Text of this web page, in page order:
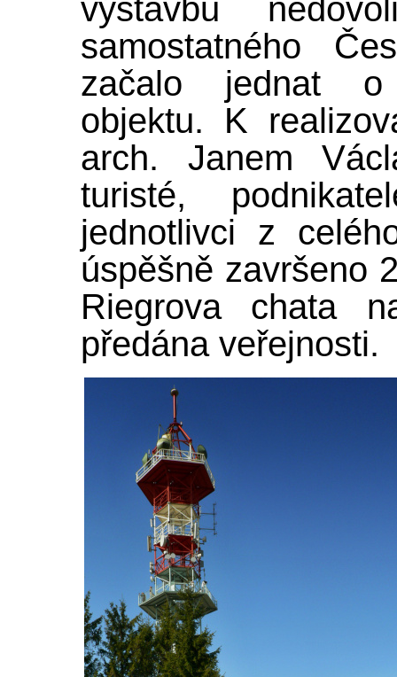
výstavbu
samostatného
začalo jednat o
objektu. K
arch. Janem
turisté,
jednotlivci z
úspěšně završeno
Riegrova chata
předána veřejnosti.